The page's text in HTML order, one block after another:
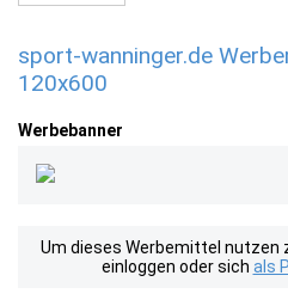
sport-wanninger.de
120x600
Werbebanner
Um dieses Werbemittel nutzen
einloggen oder sich als